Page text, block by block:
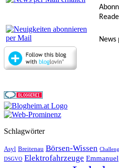
Schlagwörter
Asyl Breitenau Börsen-Wissen
DSGVO Elektrofahrzeuge Emmanuel